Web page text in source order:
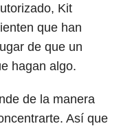
Kit
que han
de que un
hagan algo.
de la manera
Así que